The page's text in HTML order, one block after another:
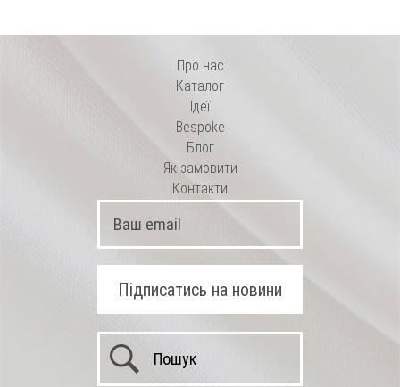
Про нас
Каталог
Ідеї
Bespoke
Блог
Як замовити
Контакти